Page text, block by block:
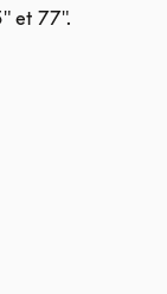
et 77".
onglet